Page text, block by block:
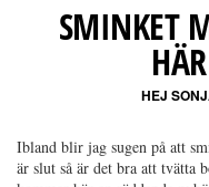
SMINKET
HEJ
Ibland blir jag sugen på att
är slut så är det bra att tvätta